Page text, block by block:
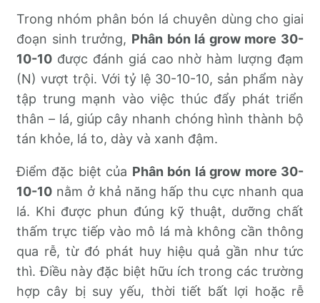
Trong nhóm phân bón lá chuyên dùng cho giai
đoạn sinh trưởng, Phân bón lá grow more 30-
10-10 được đánh giá cao nhờ hàm lượng đạm
(N) vượt trội. Với tỷ lệ 30-10-10, sản phẩm này
tập trung mạnh vào việc thúc đẩy phát triển
thân – lá, giúp cây nhanh chóng hình thành bộ
tán khỏe, lá to, dày và xanh đậm.
Điểm đặc biệt của Phân bón lá grow more 30-
10-10 nằm ở khả năng hấp thu cực nhanh qua
lá. Khi được phun đúng kỹ thuật, dưỡng chất
thấm trực tiếp vào mô lá mà không cần thông
qua rễ, từ đó phát huy hiệu quả gần như tức
thì. Điều này đặc biệt hữu ích trong các trường
hợp cây bị suy yếu, thời tiết bất lợi hoặc rễ